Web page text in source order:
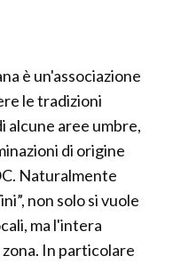
è un'associazione
le tradizioni
alcune aree umbre,
di origine
Naturalmente
non solo si vuole
ma l'intera
In particolare